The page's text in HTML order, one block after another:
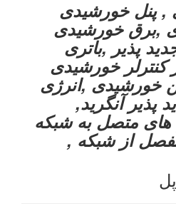
پنل خورشیدی
,برق خورشیدی
پذیر ,باتری
خورشیدی
خورشیدی ,انرژی
پذیر آنگرید,
های متصل به شبکه
از شبکه ,